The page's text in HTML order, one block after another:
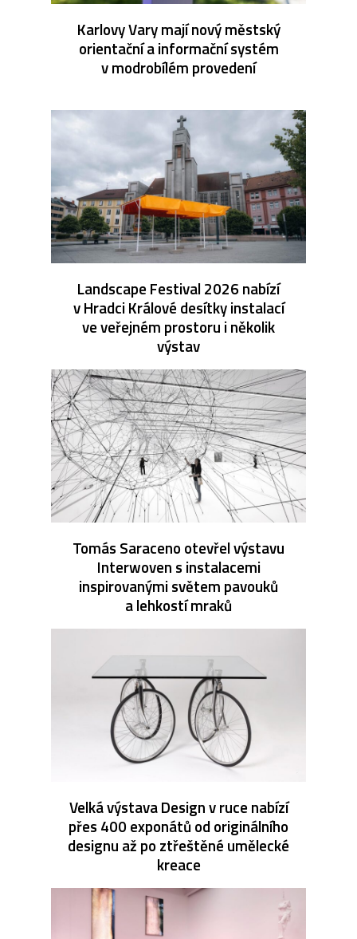
Karlovy Vary mají nový městský
orientační a informační systém
v modrobílém provedení
Landscape Festival 2026 nabízí
v Hradci Králové desítky instalací
ve veřejném prostoru i několik
výstav
Tomás Saraceno otevřel výstavu
Interwoven s instalacemi
inspirovanými světem pavouků
a lehkostí mraků
Velká výstava Design v ruce nabízí
přes 400 exponátů od originálního
designu až po ztřeštěné umělecké
kreace